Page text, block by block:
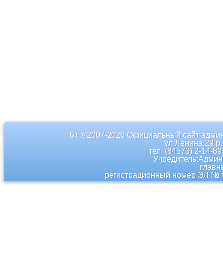
6+ ©2007-2026 Официальный сайт
ул.Ленина,29
тел. (84573) 2-14-
регистрационный номер ЭЛ №